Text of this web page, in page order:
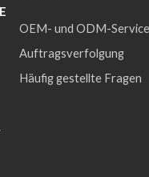
OEM- und ODM-Service
Auftragsverfolgung
Häufig gestellte Fragen